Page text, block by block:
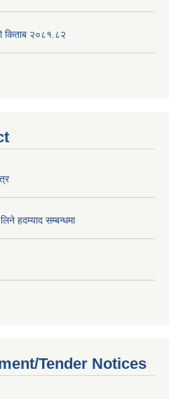
किताब २०८१.८२
हदम्याद सम्बन्धमा
Tender Notices